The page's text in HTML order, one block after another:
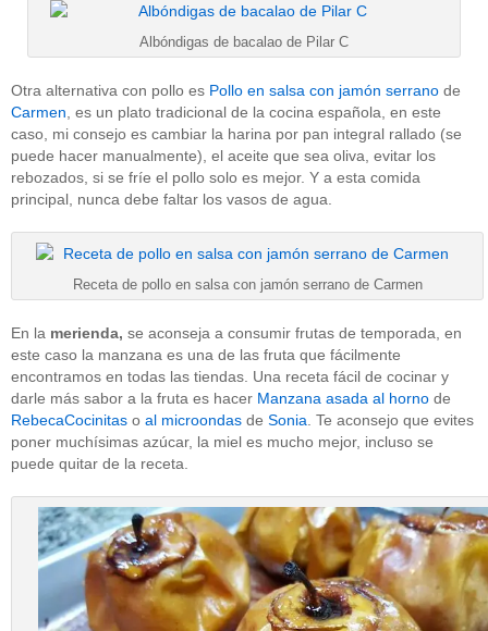
Albóndigas de bacalao de Pilar C
Otra alternativa con pollo es Pollo en salsa con jamón serrano de
Carmen , es un plato tradicional de la cocina española, en este
caso, mi consejo es cambiar la harina por pan integral rallado (se
puede hacer manualmente), el aceite que sea oliva, evitar los
rebozados, si se fríe el pollo solo es mejor. Y a esta comida
principal, nunca debe faltar los vasos de agua.
Receta de pollo en salsa con jamón serrano de Carmen
En la merienda, se aconseja a consumir frutas de temporada, en
este caso la manzana es una de las fruta que fácilmente
encontramos en todas las tiendas. Una receta fácil de cocinar y
darle más sabor a la fruta es hacer Manzana asada al horno de
RebecaCocinitas o al microondas de Sonia . Te aconsejo que evites
poner muchísimas azúcar, la miel es mucho mejor, incluso se
puede quitar de la receta.